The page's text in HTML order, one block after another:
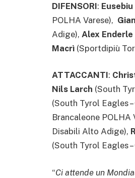
DIFENSORI:
POLHA Varese),
Adige), Alex Enderle
Macrì (Sportdipiù
ATTACCANTI:
Nils Larch (South
(South Tyrol Eagles
Brancaleone POLHA
Disabili Alto Adige),
(South Tyrol Eagles
“Ci attende un